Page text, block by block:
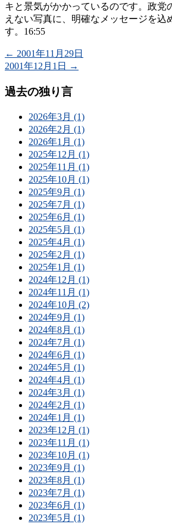
キと景気がかかっているのです。政
えない写真に、明確なメッセージを
す。16:55
← 2001年11月29日
2001年12月1日
→
過去の独り言
2026年3月 (1)
2026年2月 (1)
2026年1月 (1)
2025年12月 (1)
2025年11月 (1)
2025年10月 (1)
2025年9月 (1)
2025年7月 (1)
2025年6月 (1)
2025年5月 (1)
2025年4月 (1)
2025年2月 (1)
2025年1月 (1)
2024年12月 (1)
2024年11月 (1)
2024年10月 (2)
2024年9月 (1)
2024年8月 (1)
2024年7月 (1)
2024年6月 (1)
2024年5月 (1)
2024年4月 (1)
2024年3月 (1)
2024年2月 (1)
2024年1月 (1)
2023年12月 (1)
2023年11月 (1)
2023年10月 (1)
2023年9月 (1)
2023年8月 (1)
2023年7月 (1)
2023年6月 (1)
2023年5月 (1)